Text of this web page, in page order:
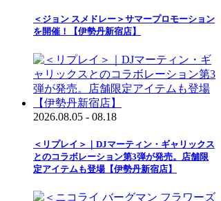
＜ジョン スメドレー＞サマープロモーション
を開催！【伊勢丹新宿店】
2026.08.05 - 08.18
＜リプレイ＞｜DJマーティン・ギャリックス
とのコラボレーション第3弾が発売。店舗限
定アイテムも登場【伊勢丹新宿店】